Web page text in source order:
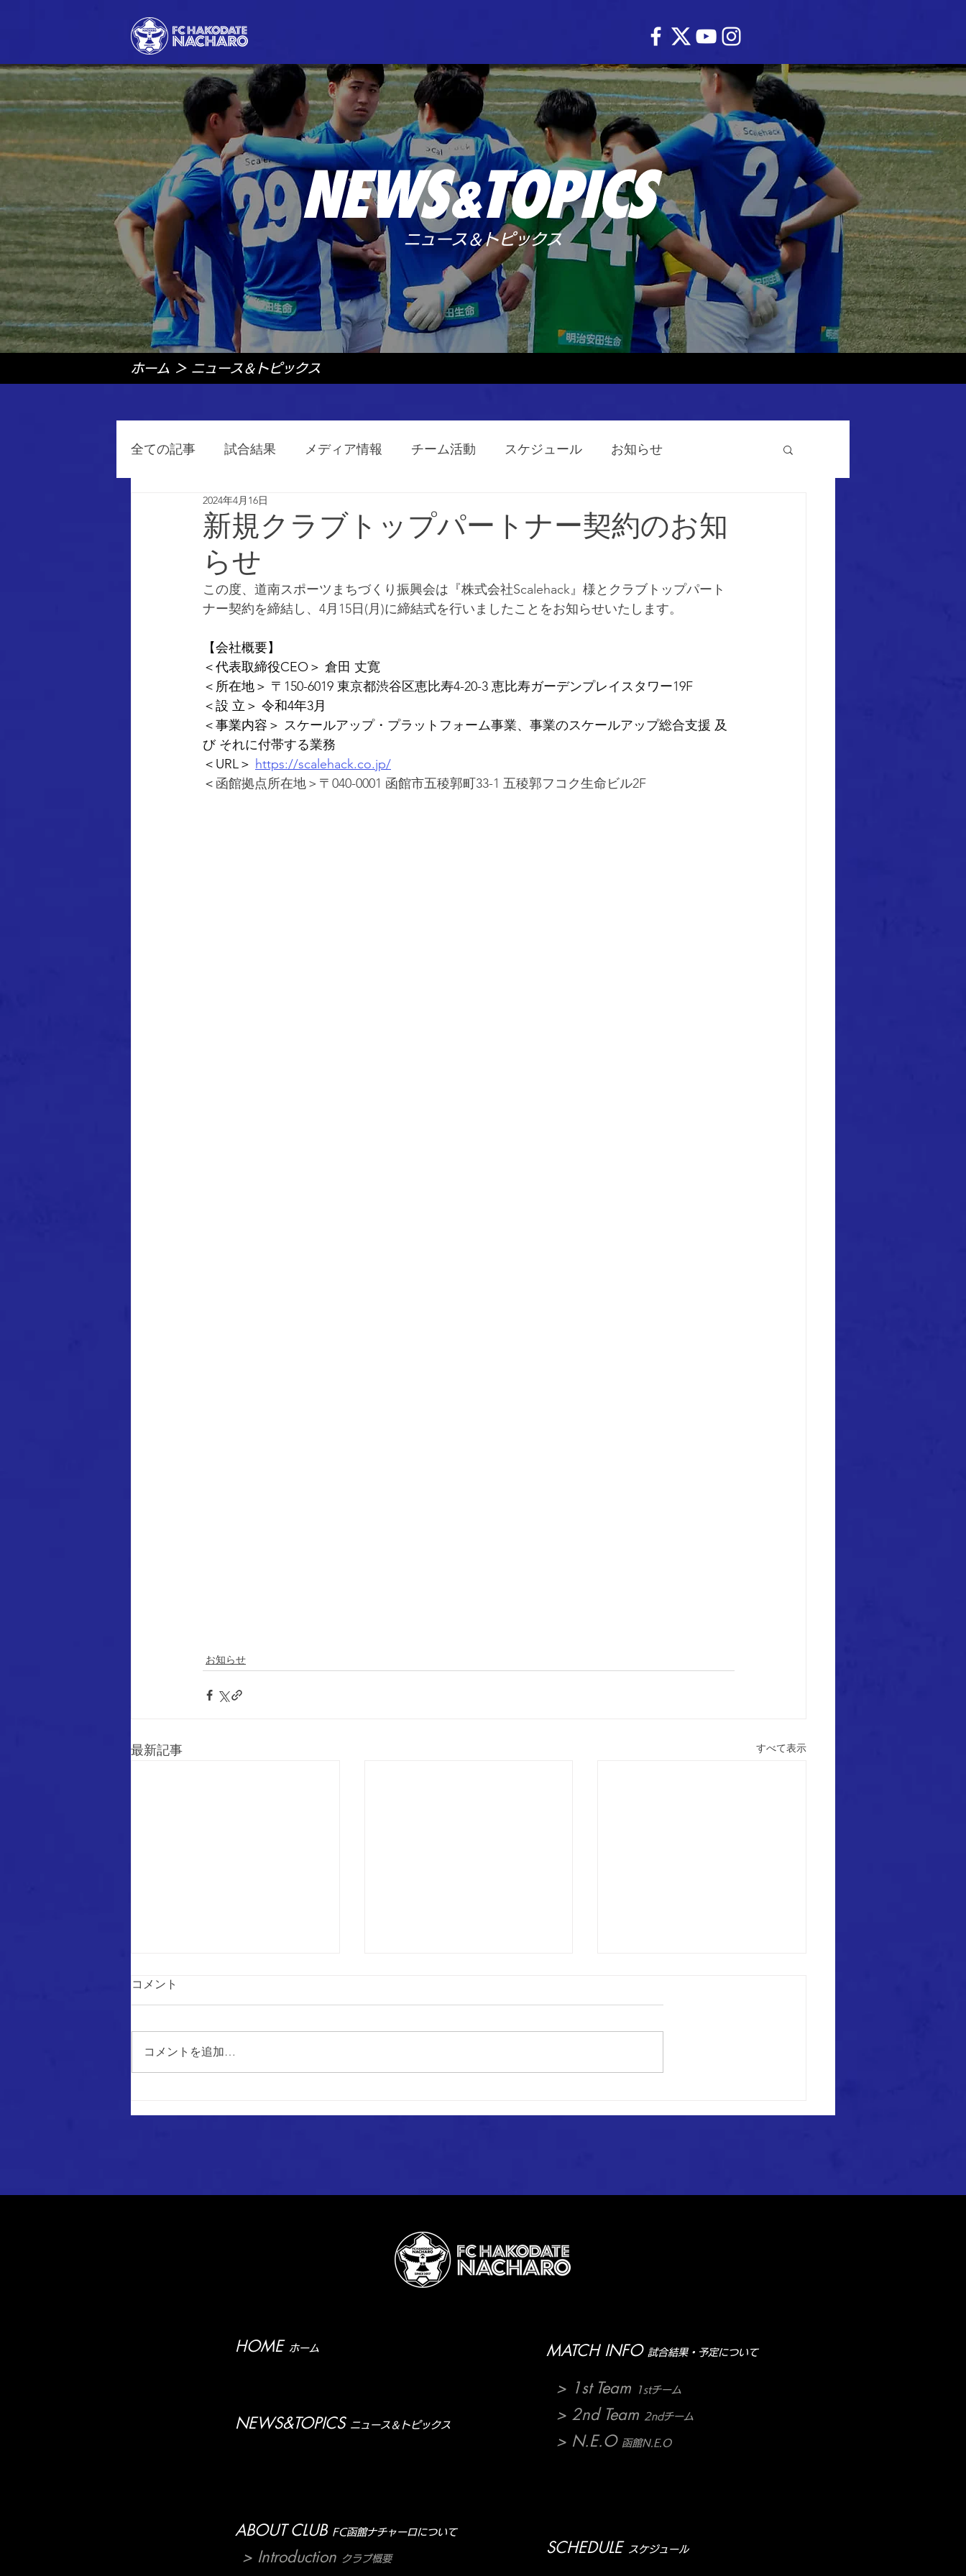
ニュース＆トピックス
ホーム ＞ ニュース＆トピックス
全ての記事 試合結果 メディア情報 チーム活動 スケジュール お知らせ
新規クラブトップパートナー契約のお知
らせ
2024年4月16日
この度、道南スポーツまちづくり振興会は『株式会社Scalehack』様と クラブトップパート
ナー契約を締結し、4月15日(月)に締結式を行いましたことをお知らせいたします。
【会社概要】
＜代表取締役CEO＞ 倉田 丈寛
＜所在地＞ 〒150-6019 東京都渋谷区恵比寿4-20-3 恵比寿ガーデンプレイスタワー19F
＜設 立＞ 令和4年3月
＜事業内容＞ スケールアップ・プラットフォーム事業、事業のスケールアップ総合支援 及
び それに付帯する業務
＜URL＞ https://scalehack.co.jp/
＜ 函館拠点所在地＞〒040-0001 函館市五稜郭町33-1 五稜郭フコク生命ビル2F
お知らせ
最新記事 すべて表示
お知らせ
て
らせ
コメント
コメントを追加…
HOME ホーム
NEWS&TOPICS ニュース＆トピックス
MATCH INFO 試合結果・予定について
> 1st Team 1stチーム
> 2nd Team 2ndチーム
> N.E.O 函館N.E.O
ABOUT CLUB FC函館ナチャーロについて
> Introduction クラブ概要
SCHEDULE スケジュール